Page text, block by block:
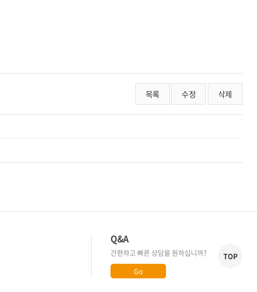
목록 수정 삭제
Q&A
간편하고 빠른 상담을 원하십니까?
Go
TOP